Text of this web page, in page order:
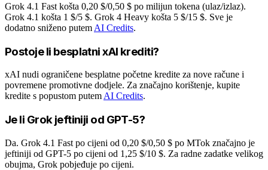
Grok 4.1 Fast košta 0,20 $/0,50 $ po milijun tokena (ulaz/izlaz).
Grok 4.1 košta 1 $/5 $. Grok 4 Heavy košta 5 $/15 $. Sve je
dodatno sniženo putem AI Credits.
Postoje li besplatni xAI krediti?
xAI nudi ograničene besplatne početne kredite za nove račune i
povremene promotivne dodjele. Za značajno korištenje, kupite
kredite s popustom putem AI Credits.
Je li Grok jeftiniji od GPT-5?
Da. Grok 4.1 Fast po cijeni od 0,20 $/0,50 $ po MTok značajno je
jeftiniji od GPT-5 po cijeni od 1,25 $/10 $. Za radne zadatke velikog
obujma, Grok pobjeđuje po cijeni.